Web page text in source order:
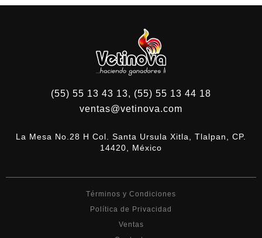
(55) 55 13 43 13, (55) 55 13 44 18
ventas@vetinova.com
La Mesa No.28 H Col. Santa Ursula Xitla, Tlalpan, CP.
14420, México
Términos y Condiciones
Política de Privacidad
Ventas